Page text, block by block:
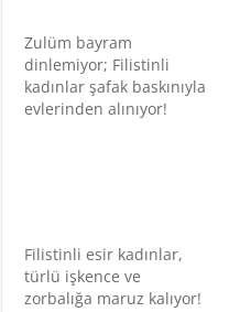
Zulüm bayram
dinlemiyor; Filistinli
kadınlar şafak baskınıyla
evlerinden alınıyor!
Filistinli esir kadınlar,
türlü işkence ve
zorbalığa maruz kalıyor!